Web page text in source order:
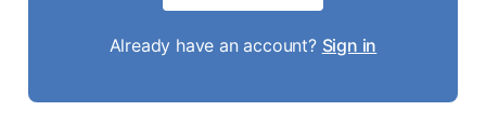
Already have an account? Sign in